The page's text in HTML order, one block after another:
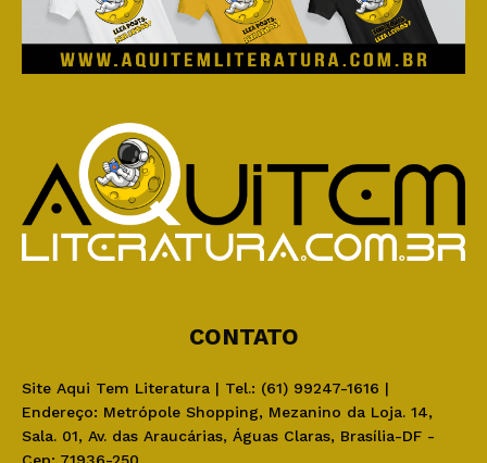
CONTATO
Site Aqui Tem Literatura | Tel.: (61) 99247-1616 |
Endereço: Metrópole Shopping, Mezanino da Loja. 14,
Sala. 01, Av. das Araucárias, Águas Claras, Brasília-DF -
Cep: 71936-250